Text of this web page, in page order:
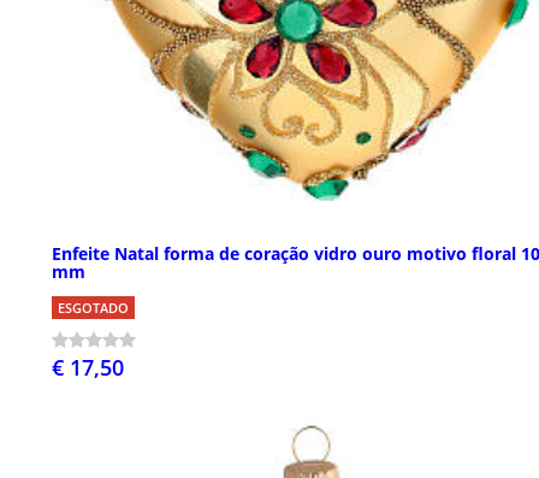
Enfeite Natal forma de coração vidro ouro motivo floral
mm
ESGOTADO
€ 17,50